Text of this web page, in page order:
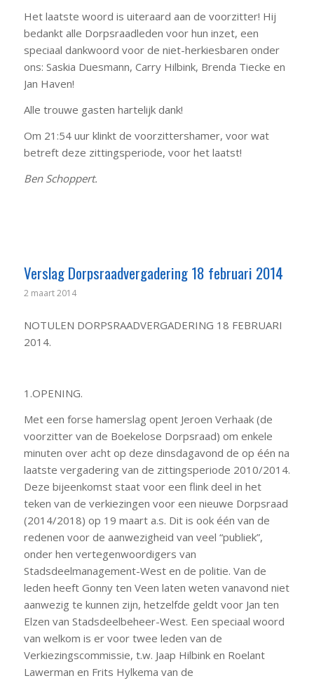
Het laatste woord is uiteraard aan de voorzitter! Hij
bedankt alle Dorpsraadleden voor hun inzet, een
speciaal dankwoord voor de niet-herkiesbaren onder
ons: Saskia Duesmann, Carry Hilbink, Brenda Tiecke en
Jan Haven!
Alle trouwe gasten hartelijk dank!
Om 21:54 uur klinkt de voorzittershamer, voor wat
betreft deze zittingsperiode, voor het laatst!
Ben Schoppert.
Verslag Dorpsraadvergadering 18 februari 2014
2 maart 2014
NOTULEN DORPSRAADVERGADERING 18 FEBRUARI
2014.
1.OPENING.
Met een forse hamerslag opent Jeroen Verhaak (de
voorzitter van de Boekelose Dorpsraad) om enkele
minuten over acht op deze dinsdagavond de op één na
laatste vergadering van de zittingsperiode 2010/2014.
Deze bijeenkomst staat voor een flink deel in het
teken van de verkiezingen voor een nieuwe Dorpsraad
(2014/2018) op 19 maart a.s. Dit is ook één van de
redenen voor de aanwezigheid van veel “publiek”,
onder hen vertegenwoordigers van
Stadsdeelmanagement-West en de politie. Van de
leden heeft Gonny ten Veen laten weten vanavond niet
aanwezig te kunnen zijn, hetzelfde geldt voor Jan ten
Elzen van Stadsdeelbeheer-West. Een speciaal woord
van welkom is er voor twee leden van de
Verkiezingscommissie, t.w. Jaap Hilbink en Roelant
Lawerman en Frits Hylkema van de